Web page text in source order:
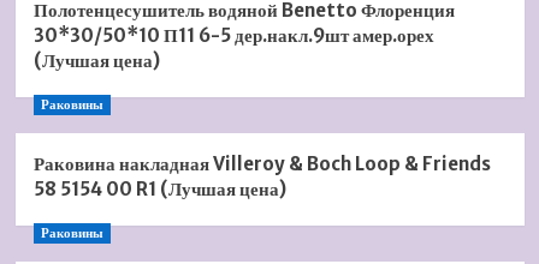
Полотенцесушитель водяной Benetto Флоренция
30*30/50*10 П11 6-5 дер.накл.9шт амер.орех
(Лучшая цена)
Раковины
Раковина накладная Villeroy & Boch Loop & Friends
58 5154 00 R1 (Лучшая цена)
Раковины